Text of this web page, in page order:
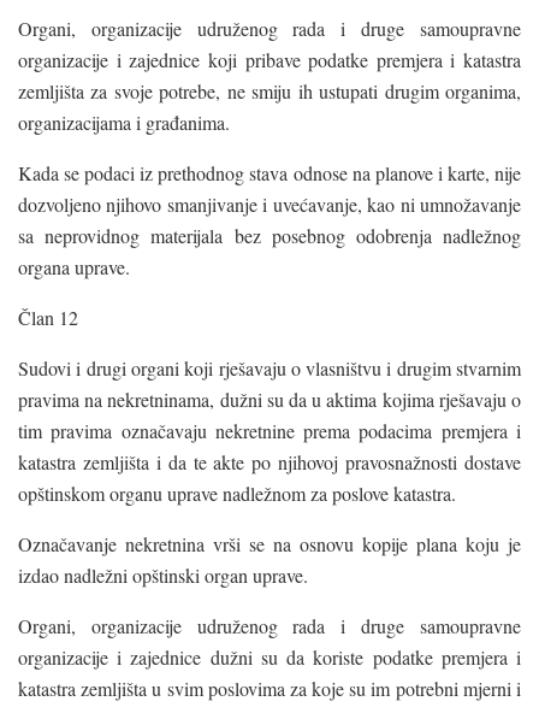
Organi, organizacije udruženog rada i druge samoupravne
organizacije i zajednice koji pribave podatke premjera i katastra
zemljišta za svoje potrebe, ne smiju ih ustupati drugim organima,
organizacijama i građanima.
Kada se podaci iz prethodnog stava odnose na planove i karte, nije
dozvoljeno njihovo smanjivanje i uvećavanje, kao ni umnožavanje
sa neprovidnog materijala bez posebnog odobrenja nadležnog
organa uprave.
Član 12
Sudovi i drugi organi koji rješavaju o vlasništvu i drugim stvarnim
pravima na nekretninama, dužni su da u aktima kojima rješavaju o
tim pravima označavaju nekretnine prema podacima premjera i
katastra zemljišta i da te akte po njihovoj pravosnažnosti dostave
opštinskom organu uprave nadležnom za poslove katastra.
Označavanje nekretnina vrši se na osnovu kopije plana koju je
izdao nadležni opštinski organ uprave.
Organi, organizacije udruženog rada i druge samoupravne
organizacije i zajednice dužni su da koriste podatke premjera i
katastra zemljišta u svim poslovima za koje su im potrebni mjerni i